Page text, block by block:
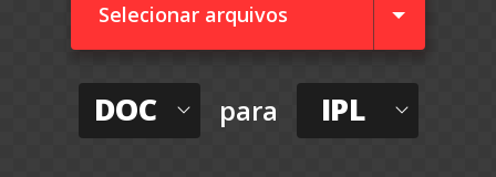
Selecionar arquivos
DOC para IPL